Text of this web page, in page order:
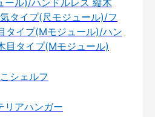
ール)/ハンドルレス 縦木
タイプ(尺モジュール)/フ
タイプ(Mモジュール)/ハン
目タイプ(Mモジュール)
シェルフ
リアハンガー